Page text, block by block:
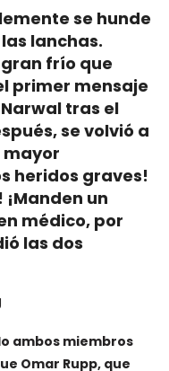
se hunde
lanchas.
frío que
primer mensaje
tras el
se volvió a
mayor
heridos graves!
un
médico, por
las dos
ambos miembros
Omar Rupp, que